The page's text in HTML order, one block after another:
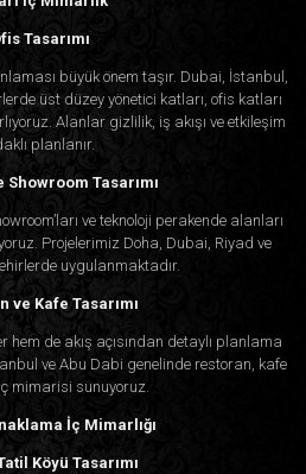
Tasarımı
büyük önem taşır. Dubai, İstanbul,
üst düzey yönetici katları, ofis katları
Alanlar gizlilik, iş akışı ve etkileşim
planlanır.
Showroom Tasarımı
ve teknoloji perakende alanları
Projelerimiz Doha, Dubai, Riyad ve
uygulanmaktadır.
ve Kafe Tasarımı
hem de akış açısından detaylı planlama
ve Abu Dabi genelinde restoran, kafe
mimarisi sunuyoruz.
İç Mimarlığı
Köyü Tasarımı